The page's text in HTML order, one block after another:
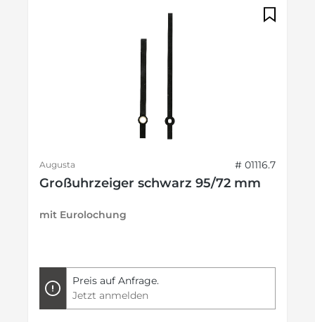
Augusta # 01116.7
Großuhrzeiger schwarz 95/72 mm
mit Eurolochung
Preis auf Anfrage.
Jetzt anmelden